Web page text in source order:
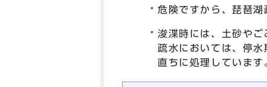
危険ですから、琵琶湖
浚渫時には、土砂や
疏水においては、停水
直ちに処理しています